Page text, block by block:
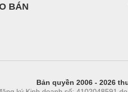
BÁN
Bản quyền 2006 - 2026